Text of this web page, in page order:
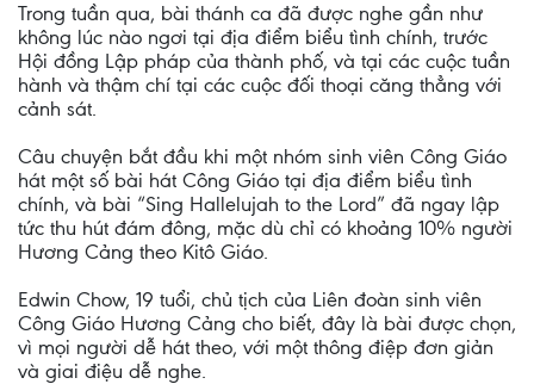
Trong tuần qua, bài thánh ca đã được nghe gần như
không lúc nào ngơi tại địa điểm biểu tình chính, trước
Hội đồng Lập pháp của thành phố, và tại các cuộc tuần
hành và thậm chí tại các cuộc đối thoại căng thẳng với
cảnh sát.
Câu chuyện bắt đầu khi một nhóm sinh viên Công Giáo
hát một số bài hát Công Giáo tại địa điểm biểu tình
chính, và bài “Sing Hallelujah to the Lord” đã ngay lập
tức thu hút đám đông, mặc dù chỉ có khoảng 10% người
Hương Cảng theo Kitô Giáo.
Edwin Chow, 19 tuổi, chủ tịch của Liên đoàn sinh viên
Công Giáo Hương Cảng cho biết, đây là bài được chọn,
vì mọi người dễ hát theo, với một thông điệp đơn giản
và giai điệu dễ nghe.